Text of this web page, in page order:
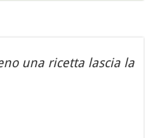
una ricetta lascia la